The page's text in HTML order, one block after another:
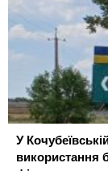
У
використання